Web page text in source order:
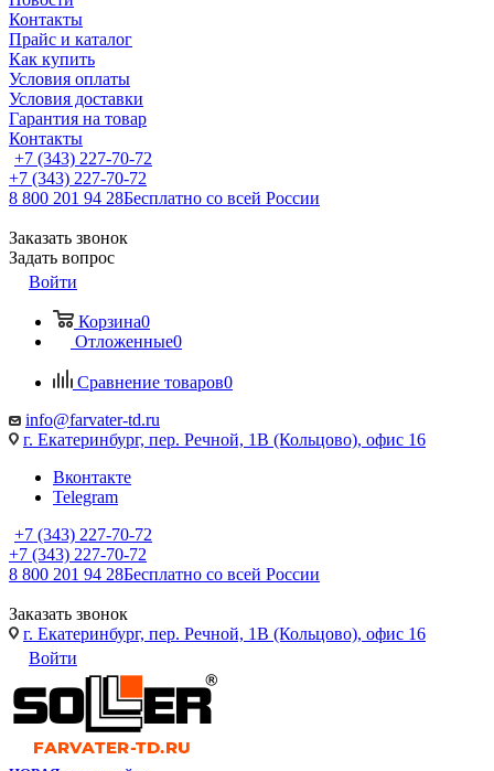
Контакты
Прайс и каталог
Как купить
Условия оплаты
Условия доставки
Гарантия на товар
Контакты
+7 (343) 227-70-72
+7 (343) 227-70-72
8 800 201 94 28Бесплатно со всей России
Заказать звонок
Задать вопрос
Войти
Корзина0
Отложенные0
Сравнение товаров0
info@farvater-td.ru
г. Екатеринбург, пер. Речной, 1В (Кольцово), офис 16
Вконтакте
Telegram
+7 (343) 227-70-72
+7 (343) 227-70-72
8 800 201 94 28Бесплатно со всей России
Заказать звонок
г. Екатеринбург, пер. Речной, 1В (Кольцово), офис 16
Войти